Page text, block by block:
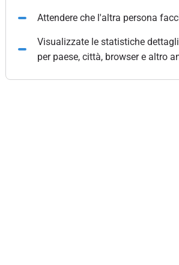
Attendere che l'altra persona
Visualizzate le statistiche
per paese, città, browser e altro